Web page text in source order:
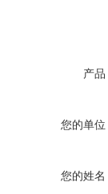
产品
您的单位
您的姓名